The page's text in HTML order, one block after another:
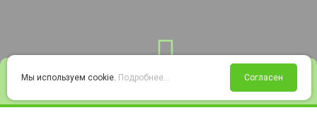
Войти Избранное Корзина
Мы используем cookie. Подробнее... Согласен